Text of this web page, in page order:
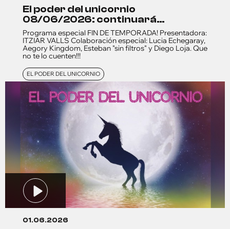
el poder del unicornio
08/06/2026: continuará…
Programa especial FIN DE TEMPORADA! Presentadora:
ITZIAR VALLS Colaboración especial: Lucia Echegaray,
Aegory Kingdom, Esteban "sin filtros" y Diego Loja. Que
no te lo cuenten!!!
EL PODER DEL UNICORNIO
01.06.2026